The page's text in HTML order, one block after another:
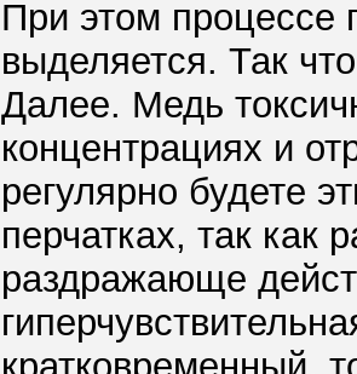
При этом процессе
выделяется. Так
Далее. Медь
концентрациях и
регулярно будете
перчатках, так как
раздражающе